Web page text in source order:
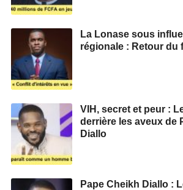
La Lonase sous
régionale : Retour du
VIH, secret et peur :
derrière les aveux de
Diallo
Pape Cheikh Diallo :